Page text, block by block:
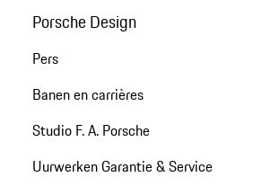
Porsche Design
Pers
Banen en carrières
Studio F. A. Porsche
Uurwerken Garantie & Service